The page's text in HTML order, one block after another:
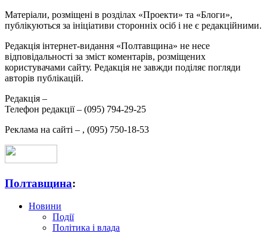
Матеріали, розміщені в розділах «Проекти» та «Блоги»,
публікуються за ініціативи сторонніх осіб і не є редакційними.
Редакція інтернет-видання «Полтавщина» не несе
відповідальності за зміст коментарів, розміщених
користувачами сайту. Редакція не завжди поділяє погляди
авторів публікацій.
Редакція –
Телефон редакції – (095) 794-29-25
Реклама на сайті – , (095) 750-18-53
Полтавщина:
Новини
Події
Політика і влада